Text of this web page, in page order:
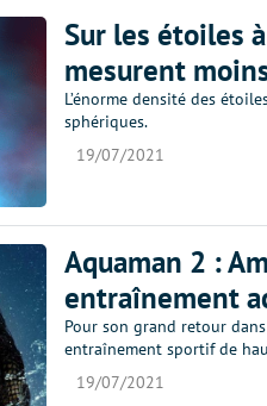
Sur les étoiles
mesurent
L’énorme densité des
sphériques.
19/07/2021
Aquaman 2 :
entraînement
Pour son grand retour
entraînement sportif de
19/07/2021